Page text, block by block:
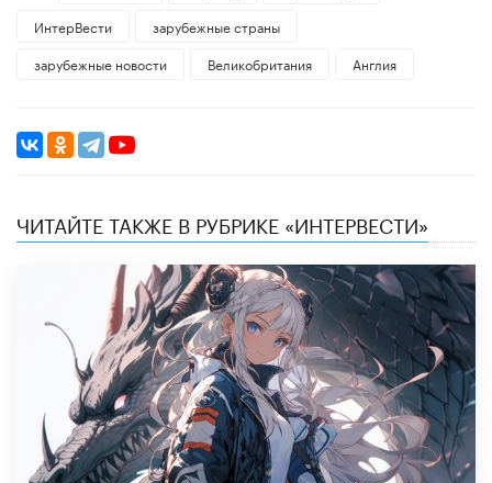
ИнтерВести
зарубежные страны
зарубежные новости
Великобритания Англия
ЧИТАЙТЕ ТАКЖЕ В РУБРИКЕ «ИНТЕРВЕСТИ»